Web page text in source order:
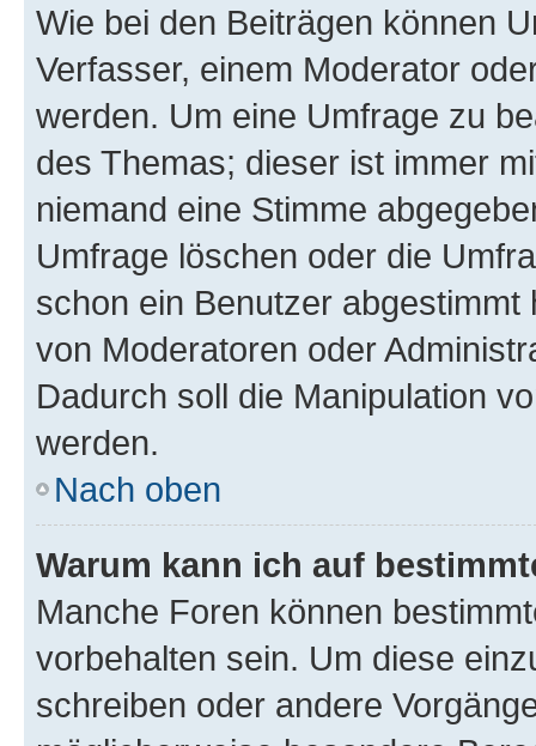
Wie bei den Beiträgen können
Verfasser, einem Moderator
werden. Um eine Umfrage zu
des Themas; dieser ist immer
niemand eine Stimme
Umfrage löschen oder die
schon ein Benutzer
von Moderatoren oder
Dadurch soll die Manipulation
werden.
Nach oben
Warum kann ich auf
Manche Foren können
vorbehalten sein. Um diese
schreiben oder andere